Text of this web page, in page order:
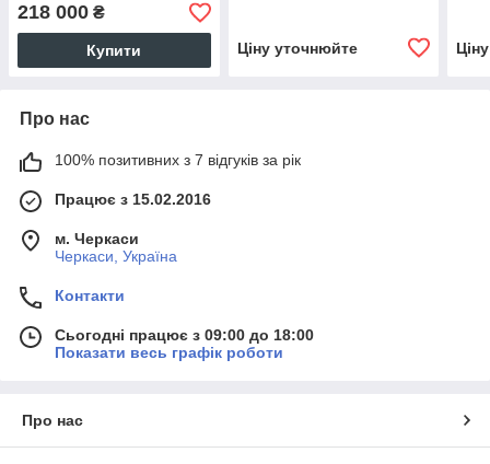
218 000 ₴
Купити Ціну уточнюйте
Про нас
100% позитивних з 7 відгуків за рік
Працює з 15.02.2016
м. Черкаси
Черкаси, Україна
Контакти
Сьогодні працює з 09:00 до 18:00
Показати весь графік роботи
Про нас